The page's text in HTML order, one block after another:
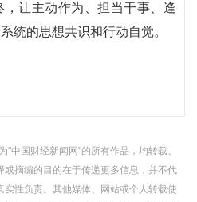
让主动作为、担当干事、逢
统的思想共识和行动自觉。
"中国财经新闻网"的所有作品，均转载、
摘编的目的在于传递更多信息，并不代
性负责。其他媒体、网站或个人转载使